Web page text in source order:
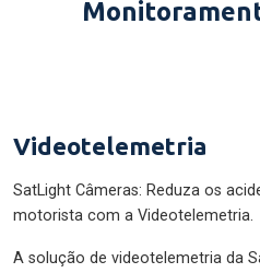
Videotelemetria
SatLight Câmeras: Reduza os
motorista com a Videotelemetria.
A solução de videotelemetria da